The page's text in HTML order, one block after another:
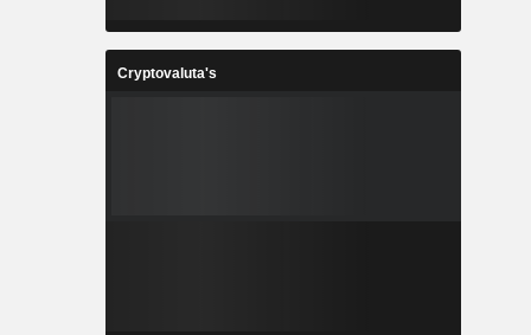
Cryptovaluta's